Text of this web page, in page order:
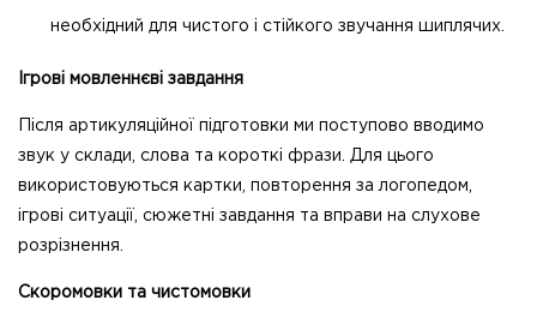
необхідний для чистого і стійкого звучання шиплячих.
Ігрові мовленнєві завдання
Після артикуляційної підготовки ми поступово вводимо
звук у склади, слова та короткі фрази. Для цього
використовуються картки, повторення за логопедом,
ігрові ситуації, сюжетні завдання та вправи на слухове
розрізнення.
Скоромовки та чистомовки